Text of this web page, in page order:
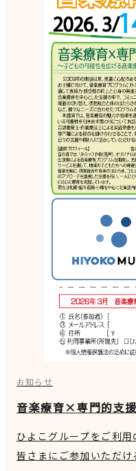
お知らせ
音楽療育×専門的支
ひよこグループをご利
皆さまにご参加いただ